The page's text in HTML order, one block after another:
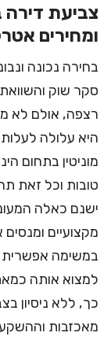
צביעת דירה
ומחירים
בחירה נכונה
סקר שוק
רצפה, אולם לא
היא עלולה
מוניטין בתחום
טובות וכל זאת
ישנם כאלה
מקצועיים
במשימה אפשרית
למצוא אותה
כך, ללא ניסיון
מאכזבות